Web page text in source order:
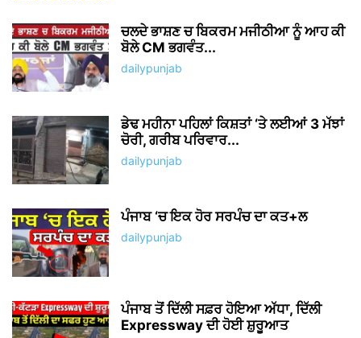
ਚਲਦੇ ਭਾਸ਼ਣ ਚ ਬਿਕਰਮ ਮਜੀਠੀਆ ਨੂੰ ਆਹ ਕੀ
ਬੋਲੇ CM ਭਗਵੰਤ...
dailypunjab
ਡੇਢ ਮਹੀਨਾ ਪਹਿਲਾਂ ਕਿਸ਼ਤਾਂ ‘ਤੇ ਲਈਆਂ 3 ਮੱਝਾਂ
ਚੋਰੀ, ਗਰੀਬ ਪਰਿਵਾਰ...
dailypunjab
ਪੰਜਾਬ ‘ਚ ਇਕ ਹੋਰ ਸਰਪੰਚ ਦਾ ਕਤ+ਲ
dailypunjab
ਪੰਜਾਬ ਤੋਂ ਦਿੱਲੀ ਸਫ਼ਰ ਹੋਇਆ ਅੱਧਾ, ਦਿੱਲੀ
Expressway ਦੀ ਹੋਈ ਸ਼ੁਰੂਆਤ